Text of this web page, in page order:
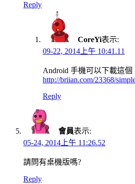
Reply
CoreYi表示:
09-22, 2014上午 10:41.11
Android 手機可以下載這個
http://briian.com/23368/
Reply
會員表示:
05-24, 2014上午 11:26.52
請問有桌機版嗎?
Reply